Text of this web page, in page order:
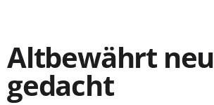
Altbewährt neu
gedacht